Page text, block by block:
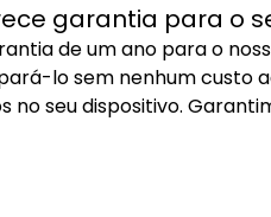
garantia para o
de um ano para o
lo sem nenhum custo
no seu dispositivo.